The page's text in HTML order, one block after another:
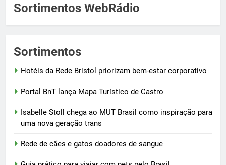
Sortimentos WebRádio
Sortimentos
Hotéis da Rede Bristol priorizam bem-estar corporativo
Portal BnT lança Mapa Turístico de Castro
Isabelle Stoll chega ao MUT Brasil como inspiração para
uma nova geração trans
Rede de cães e gatos doadores de sangue